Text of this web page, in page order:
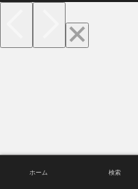
ホーム 検索